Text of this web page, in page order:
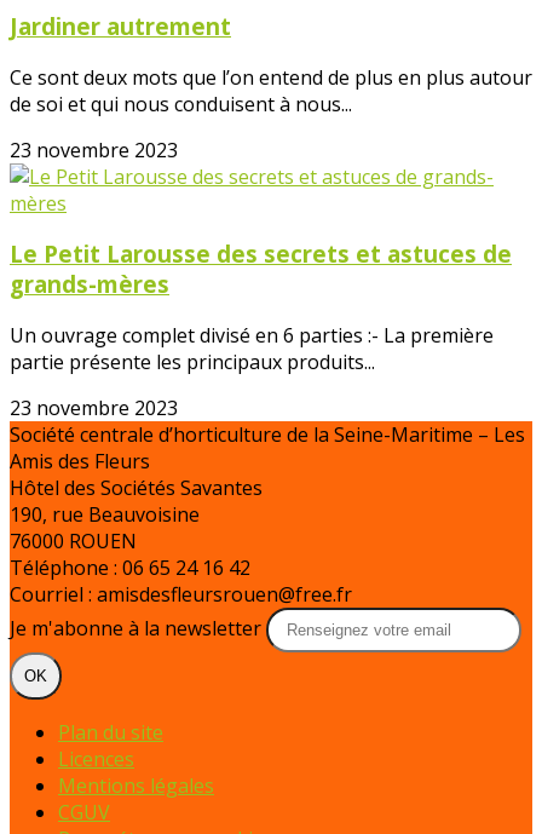
Jardiner autrement
Ce sont deux mots que l’on entend de plus en plus autour
de soi et qui nous conduisent à nous...
23 novembre 2023
Le Petit Larousse des secrets et astuces de
grands-mères
Un ouvrage complet divisé en 6 parties :- La première
partie présente les principaux produits...
23 novembre 2023
Société centrale d’horticulture de la Seine-Maritime – Les
Amis des Fleurs
Hôtel des Sociétés Savantes
190, rue Beauvoisine
76000 ROUEN
Téléphone : 06 65 24 16 42
Courriel : amisdesfleursrouen@free.fr
Je m'abonne à la newsletter
OK
Plan du site
Licences
Mentions légales
CGUV